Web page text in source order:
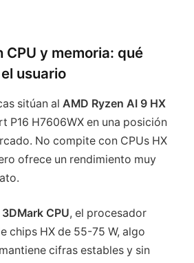
CPU y memoria: qué
usuario
sitúan al AMD Ryzen AI 9 HX
P16 H7606WX en una posición
No compite con CPUs HX
ofrece un rendimiento muy
3DMark CPU, el procesador
chips HX de 55-75 W, algo
cifras estables y sin